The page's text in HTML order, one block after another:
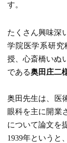
す。
たくさん興味深
学院医学系研究
授、心斎橋いぬ
である奥田庄二
奥田先生は、医
眼科を主に開業
について論文を
1939年というと